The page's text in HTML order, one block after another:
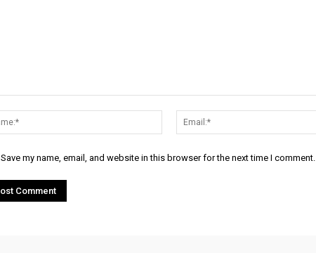
Save my name, email, and website in this browser for the next time I comment.